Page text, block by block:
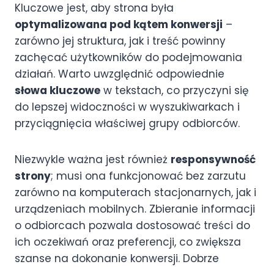
Kluczowe jest, aby strona była
optymalizowana pod kątem konwersji –
zarówno jej struktura, jak i treść powinny
zachęcać użytkowników do podejmowania
działań. Warto uwzględnić odpowiednie
słowa kluczowe w tekstach, co przyczyni się
do lepszej widoczności w wyszukiwarkach i
przyciągnięcia właściwej grupy odbiorców.
Niezwykle ważna jest również responsywność
strony; musi ona funkcjonować bez zarzutu
zarówno na komputerach stacjonarnych, jak i
urządzeniach mobilnych. Zbieranie informacji
o odbiorcach pozwala dostosować treści do
ich oczekiwań oraz preferencji, co zwiększa
szanse na dokonanie konwersji. Dobrze